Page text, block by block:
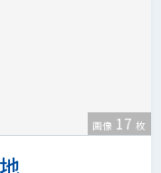
画像 17 枚